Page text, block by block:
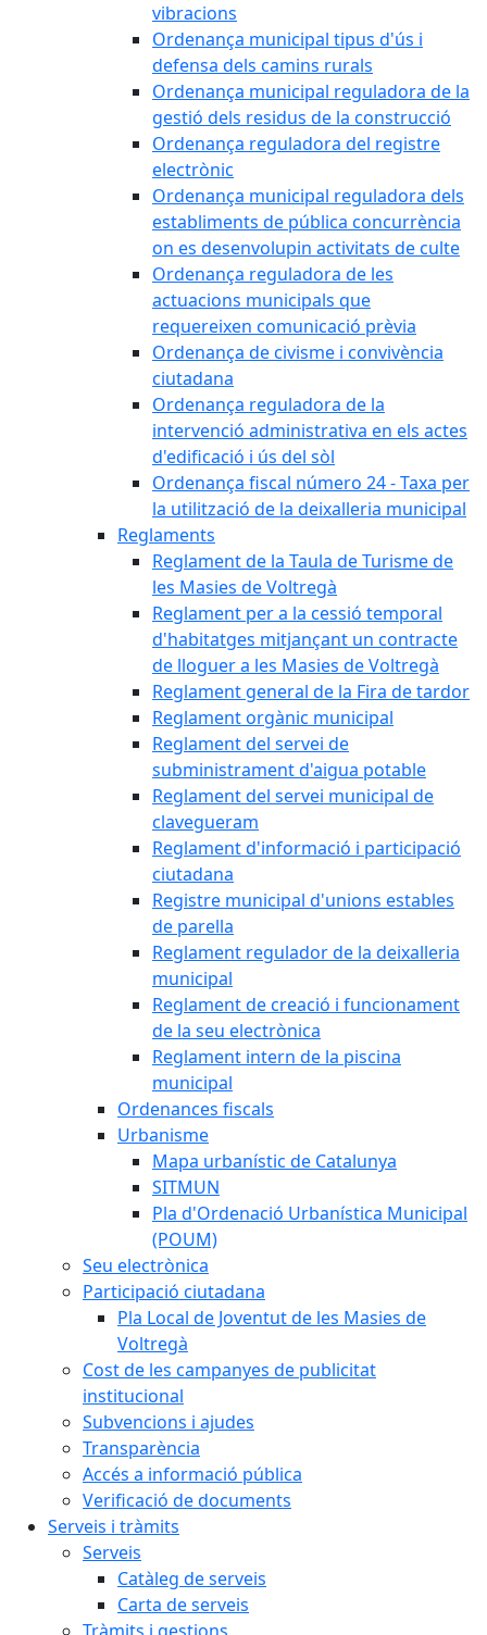
vibracions
Ordenança municipal tipus d'ús i
defensa dels camins rurals
Ordenança municipal reguladora de la
gestió dels residus de la construcció
Ordenança reguladora del registre
electrònic
Ordenança municipal reguladora dels
establiments de pública concurrència
on es desenvolupin activitats de culte
Ordenança reguladora de les
actuacions municipals que
requereixen comunicació prèvia
Ordenança de civisme i convivència
ciutadana
Ordenança reguladora de la
intervenció administrativa en els actes
d'edificació i ús del sòl
Ordenança fiscal número 24 - Taxa per
la utilització de la deixalleria municipal
Reglaments
Reglament de la Taula de Turisme de
les Masies de Voltregà
Reglament per a la cessió temporal
d'habitatges mitjançant un contracte
de lloguer a les Masies de Voltregà
Reglament general de la Fira de tardor
Reglament orgànic municipal
Reglament del servei de
subministrament d'aigua potable
Reglament del servei municipal de
clavegueram
Reglament d'informació i participació
ciutadana
Registre municipal d'unions estables
de parella
Reglament regulador de la deixalleria
municipal
Reglament de creació i funcionament
de la seu electrònica
Reglament intern de la piscina
municipal
Ordenances fiscals
Urbanisme
Mapa urbanístic de Catalunya
SITMUN
Pla d'Ordenació Urbanística Municipal
(POUM)
Seu electrònica
Participació ciutadana
Pla Local de Joventut de les Masies de
Voltregà
Cost de les campanyes de publicitat
institucional
Subvencions i ajudes
Transparència
Accés a informació pública
Verificació de documents
Serveis i tràmits
Serveis
Catàleg de serveis
Carta de serveis